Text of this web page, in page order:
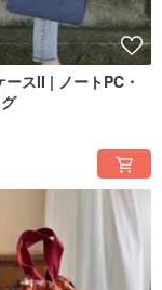
ースII | ノートPC・